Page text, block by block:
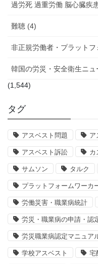
過労死 過重労働 脳心臓疾
難聴 (4)
非正規労働者・プラット
韓国の労災・安全衛生ニュ
(1,544)
タグ
アスベスト問題 ア
アスベスト訴訟 カ
サムソン タルク
プラットフォームワーカ
労働災害・職業病統計
労災・職業病の申請・認
労災職業病認定マニュア
学校アスベスト 宅